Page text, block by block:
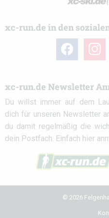
xc-run.de in den
facebook
xc-run.de Newsletter
Du willst immer auf dem
dich für unseren Newsletter
du damit regelmäßig die
dein Postfach. Einfach hier
© 2026